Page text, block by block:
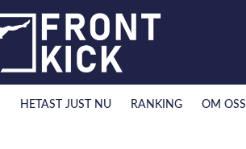
HETAST JUST NU RANKING OM OSS